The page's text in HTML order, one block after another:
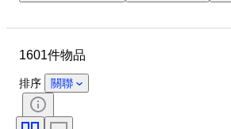
時期
款式
貨幣
文化
1601件物品
排序 關聯